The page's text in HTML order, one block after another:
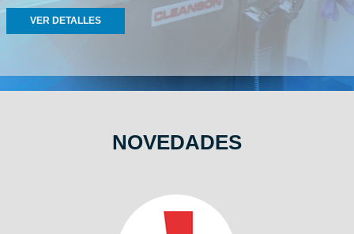
VER DETALLES
NOVEDADES